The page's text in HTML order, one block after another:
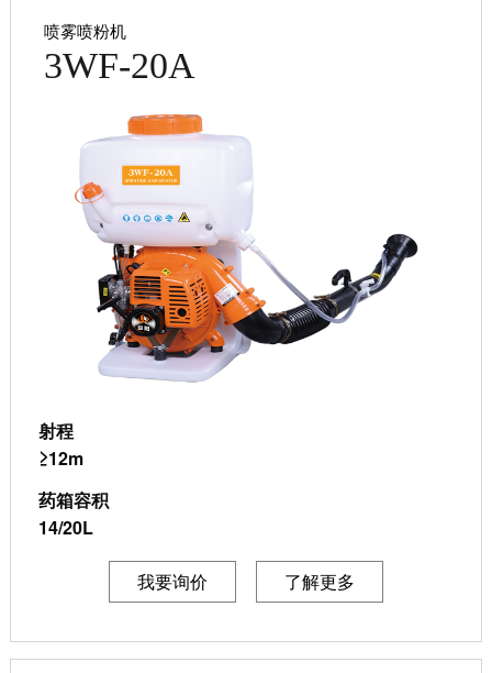
喷雾喷粉机
3WF-20A
射程
≥12m
药箱容积
14/20L
我要询价 了解更多